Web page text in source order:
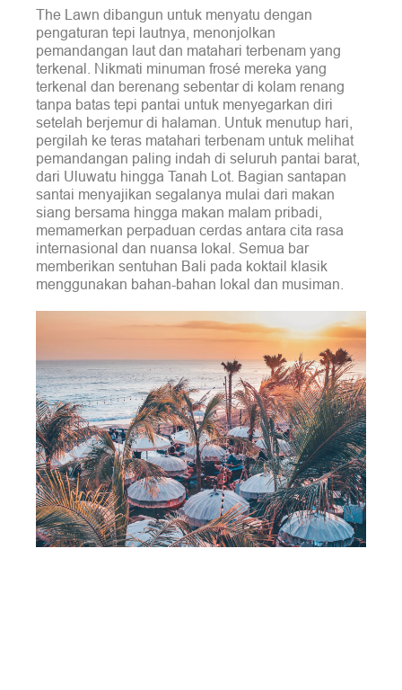
The Lawn dibangun untuk menyatu dengan
pengaturan tepi lautnya, menonjolkan
pemandangan laut dan matahari terbenam yang
terkenal. Nikmati minuman frosé mereka yang
terkenal dan berenang sebentar di kolam renang
tanpa batas tepi pantai untuk menyegarkan diri
setelah berjemur di halaman. Untuk menutup hari,
pergilah ke teras matahari terbenam untuk melihat
pemandangan paling indah di seluruh pantai barat,
dari Uluwatu hingga Tanah Lot. Bagian santapan
santai menyajikan segalanya mulai dari makan
siang bersama hingga makan malam pribadi,
memamerkan perpaduan cerdas antara cita rasa
internasional dan nuansa lokal. Semua bar
memberikan sentuhan Bali pada koktail klasik
menggunakan bahan-bahan lokal dan musiman.